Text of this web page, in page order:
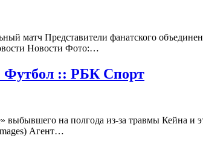
матч Представители фанатского
Новости Фото:…
Футбол :: РБК Спорт
на полгода из-за травмы Кейна и
Агент…